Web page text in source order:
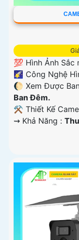
💯 Hình Ảnh Sắc
🌠 Công Nghệ
🌔 Xem Được
Ban Ðêm.
⚒ Thiết Kế
️⇝ Khả Năng :